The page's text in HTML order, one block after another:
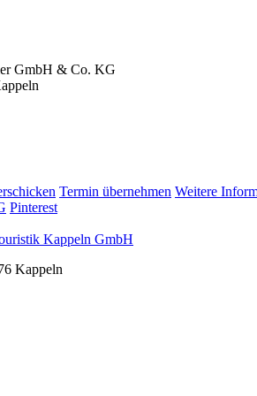
GmbH & Co. KG
Termin übernehmen Weitere
Pinterest
Kappeln